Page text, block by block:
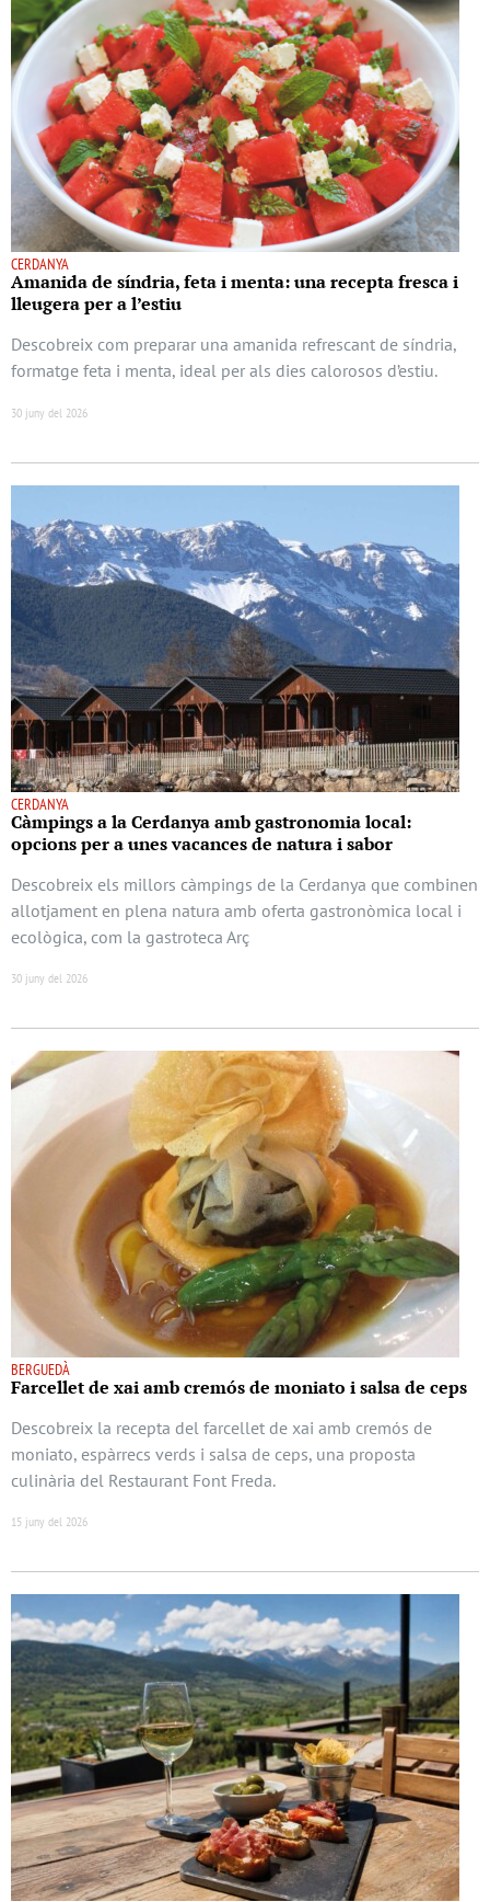
CERDANYA
Amanida de síndria, feta i menta: una recepta fresca i
lleugera per a l’estiu
Descobreix com preparar una amanida refrescant de síndria,
formatge feta i menta, ideal per als dies calorosos d’estiu.
30 juny del 2026
CERDANYA
Càmpings a la Cerdanya amb gastronomia local:
opcions per a unes vacances de natura i sabor
Descobreix els millors càmpings de la Cerdanya que combinen
allotjament en plena natura amb oferta gastronòmica local i
ecològica, com la gastroteca Arç
30 juny del 2026
BERGUEDÀ
Farcellet de xai amb cremós de moniato i salsa de ceps
Descobreix la recepta del farcellet de xai amb cremós de
moniato, espàrrecs verds i salsa de ceps, una proposta
culinària del Restaurant Font Freda.
15 juny del 2026